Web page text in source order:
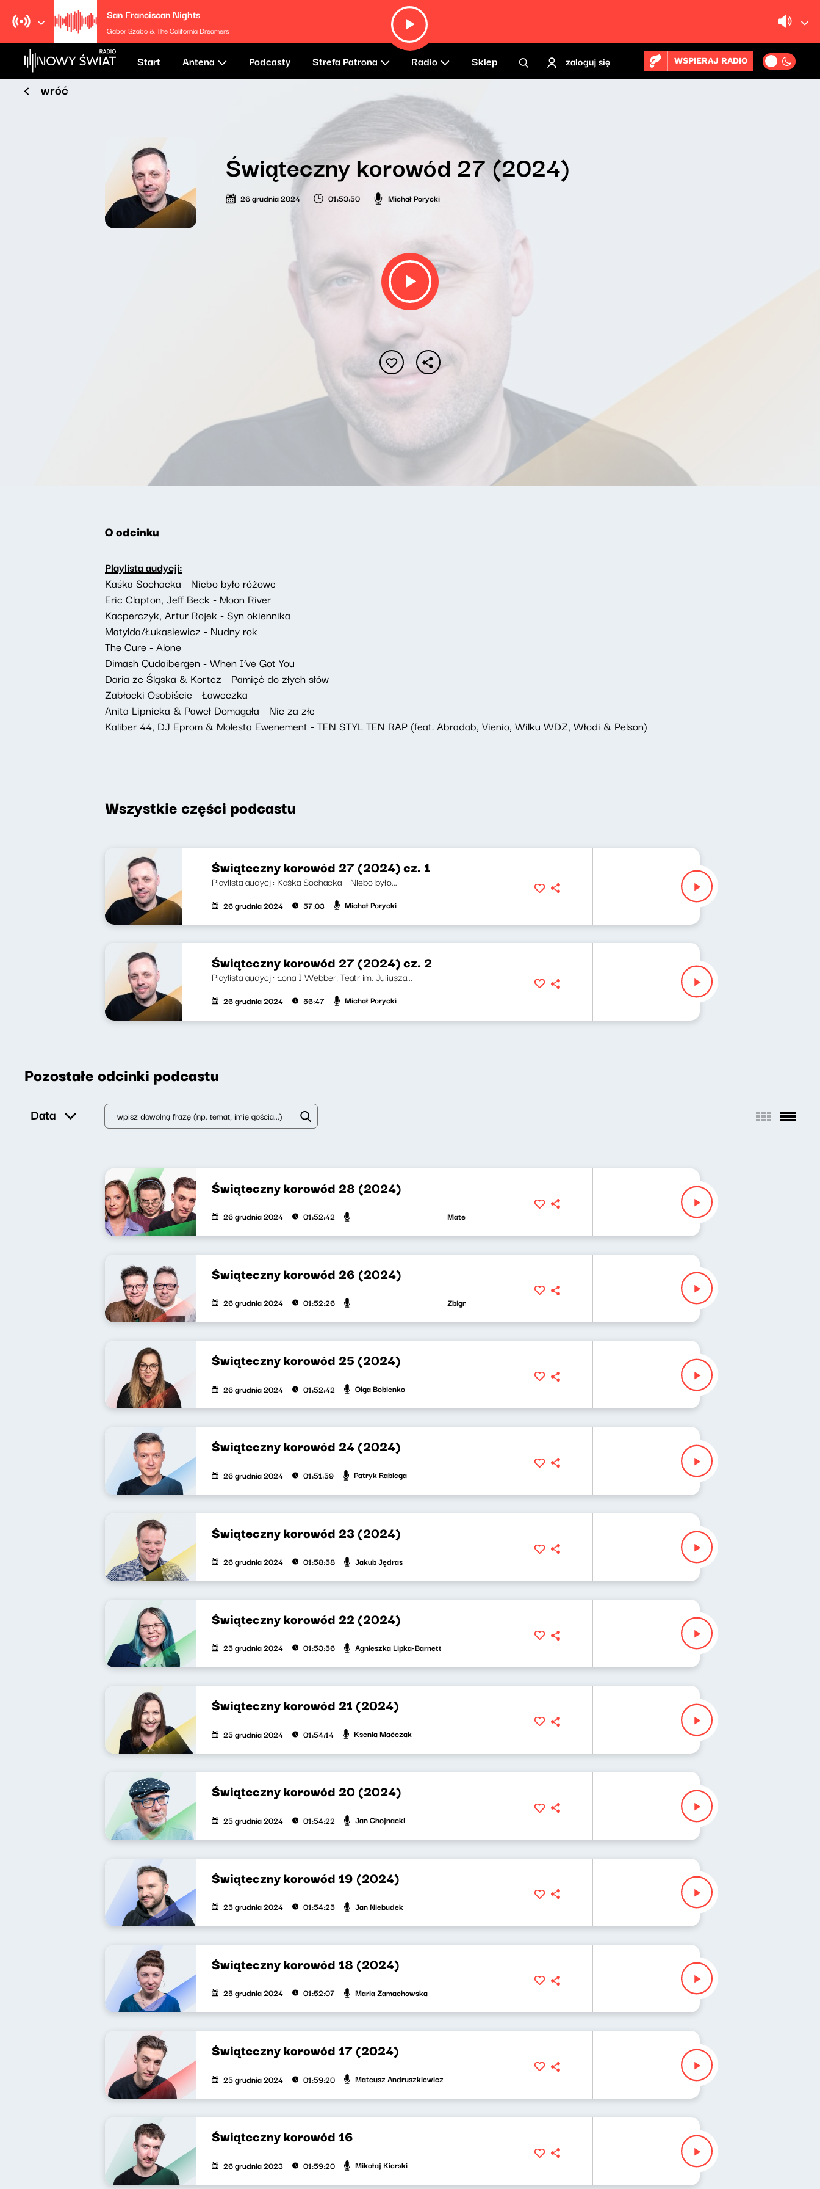
San Franciscan Nights
Gabor Szabo & The California Dreamers
Start Antena Podcasty Strefa Patrona Radio Sklep zaloguj się WSPIERAJ RADIO
wróć
Świąteczny korowód 27 (2024)
26 grudnia 2024 01:53:50 Michał Porycki
O odcinku
Playlista audycji:
Kaśka Sochacka - Niebo było różowe
Eric Clapton, Jeff Beck - Moon River
Kacperczyk, Artur Rojek - Syn okiennika
Matylda/Łukasiewicz - Nudny rok
The Cure - Alone
Dimash Qudaibergen - When I’ve Got You
Daria ze Śląska & Kortez - Pamięć do złych słów
Zabłocki Osobiście - Ławeczka
Anita Lipnicka & Paweł Domagała - Nic za złe
Kaliber 44, DJ Eprom & Molesta Ewenement - TEN STYL TEN RAP (feat. Abradab, Vienio, Wilku WDZ, Włodi & Pelson)
Wszystkie części podcastu
Świąteczny korowód 27 (2024) cz. 1
Playlista audycji: Kaśka Sochacka - Niebo było...
26 grudnia 2024 57:03 Michał Porycki
Świąteczny korowód 27 (2024) cz. 2
Playlista audycji: Łona I Webber, Teatr im. Juliusza...
26 grudnia 2024 56:47 Michał Porycki
Pozostałe odcinki podcastu
Data
Świąteczny korowód 28 (2024)
26 grudnia 2024 01:52:42 Mateusz Andruszkiewicz, Marcin Mann, Zuzanna Iłenda
Świąteczny korowód 26 (2024)
26 grudnia 2024 01:52:26 Zbigniew Zamachowski, Wojciech Malajkat
Świąteczny korowód 25 (2024)
26 grudnia 2024 01:52:42 Olga Bobienko
Świąteczny korowód 24 (2024)
26 grudnia 2024 01:51:59 Patryk Rabiega
Świąteczny korowód 23 (2024)
26 grudnia 2024 01:58:58 Jakub Jędras
Świąteczny korowód 22 (2024)
25 grudnia 2024 01:53:56 Agnieszka Lipka-Barnett
Świąteczny korowód 21 (2024)
25 grudnia 2024 01:54:14 Ksenia Maćczak
Świąteczny korowód 20 (2024)
25 grudnia 2024 01:54:22 Jan Chojnacki
Świąteczny korowód 19 (2024)
25 grudnia 2024 01:54:25 Jan Niebudek
Świąteczny korowód 18 (2024)
25 grudnia 2024 01:52:07 Maria Zamachowska
Świąteczny korowód 17 (2024)
25 grudnia 2024 01:59:20 Mateusz Andruszkiewicz
Świąteczny korowód 16
26 grudnia 2023 01:59:20 Mikołaj Kierski